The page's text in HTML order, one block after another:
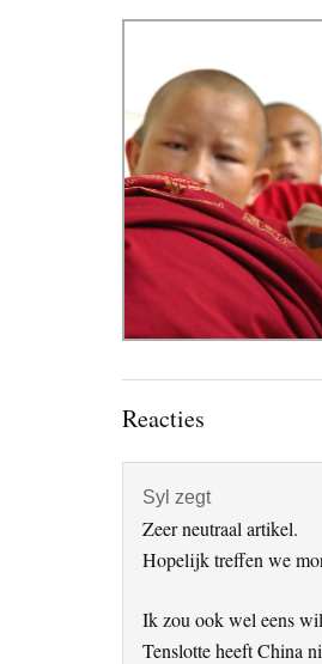
Lees
Reacties
Syl zegt
Zeer neutraal artikel.
Hopelijk treffen we
Ik zou ook wel eens
Tenslotte heeft China